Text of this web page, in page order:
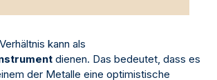
kann als
dienen. Das bedeutet, dass es
der Metalle eine optimistische